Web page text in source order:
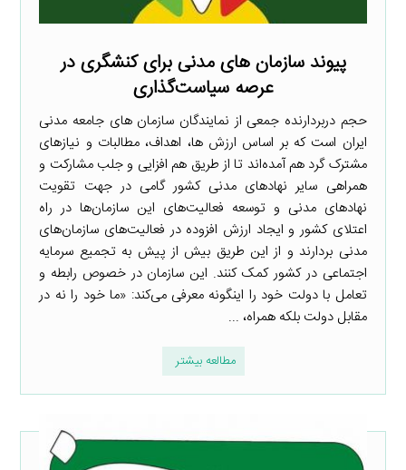
پیوند سازمان های مدنی برای کنشگری در
عرصه سیاست‌گذاری
حجم دربردارنده جمعی از نمایندگان سازمان های جامعه مدنی
ایران است که بر اساس ارزش ها، اهداف، مطالبات و نیازهای
مشترک گرد هم آمده‌اند تا از طریق هم افزایی و جلب مشارکت و
همراهی سایر نهادهای مدنی کشور گامی در جهت تقویت
نهادهای مدنی و توسعه فعالیت‌های این سازمان‌ها در راه
اعتلای کشور و ایجاد ارزش افزوده در فعالیت‌های سازمان‌های
مدنی بردارند و از این طریق بیش از پیش به تجمیع سرمایه
اجتماعی در کشور کمک کنند. این سازمان در خصوص رابطه و
تعامل با دولت خود را اینگونه معرفی می‌کند: «ما خود را نه در
مقابل دولت بلکه همراه، ...
مطالعه بیشتر